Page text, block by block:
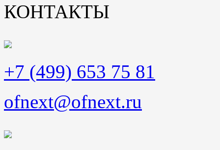
КОНТАКТЫ
+7 (499) 653 75 81
ofnext@ofnext.ru